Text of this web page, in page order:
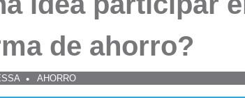
de ahorro?
AHORRO